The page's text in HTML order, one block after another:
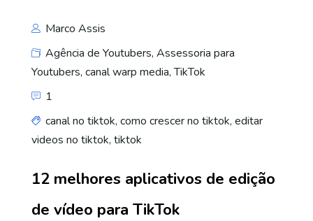
Marco Assis
Agência de Youtubers, Assessoria para
Youtubers, canal warp media,TikTok
1
canal no tiktok, como crescer no tiktok, editar
videos no tiktok, tiktok
12 melhores aplicativos de edição
de vídeo para TikTok